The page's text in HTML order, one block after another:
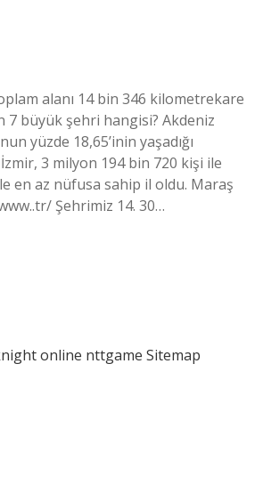
alanı 14 bin 346 kilometrekare
7 büyük şehri hangisi? Akdeniz
yüzde 18,65’inin yaşadığı
3 milyon 194 bin 720 kişi ile
en az nüfusa sahip il oldu. Maraş
Şehrimiz 14. 30…
online nttgame Sitemap